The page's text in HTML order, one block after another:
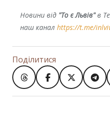
Новини від "То є Львів"в
наш канал https://t.me/
Поділитися